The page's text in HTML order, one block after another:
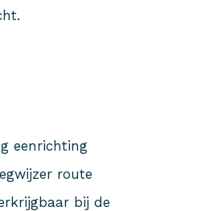
eenrichting
route
bij de